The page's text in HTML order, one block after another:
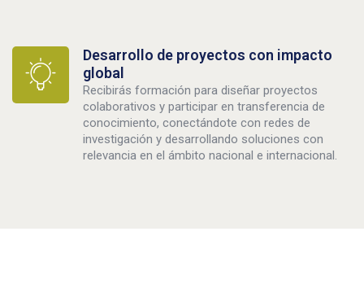
Desarrollo de proyectos con impacto
global
Recibirás formación para diseñar proyectos
colaborativos y participar en transferencia de
conocimiento, conectándote con redes de
investigación y desarrollando soluciones con
relevancia en el ámbito nacional e internacional.